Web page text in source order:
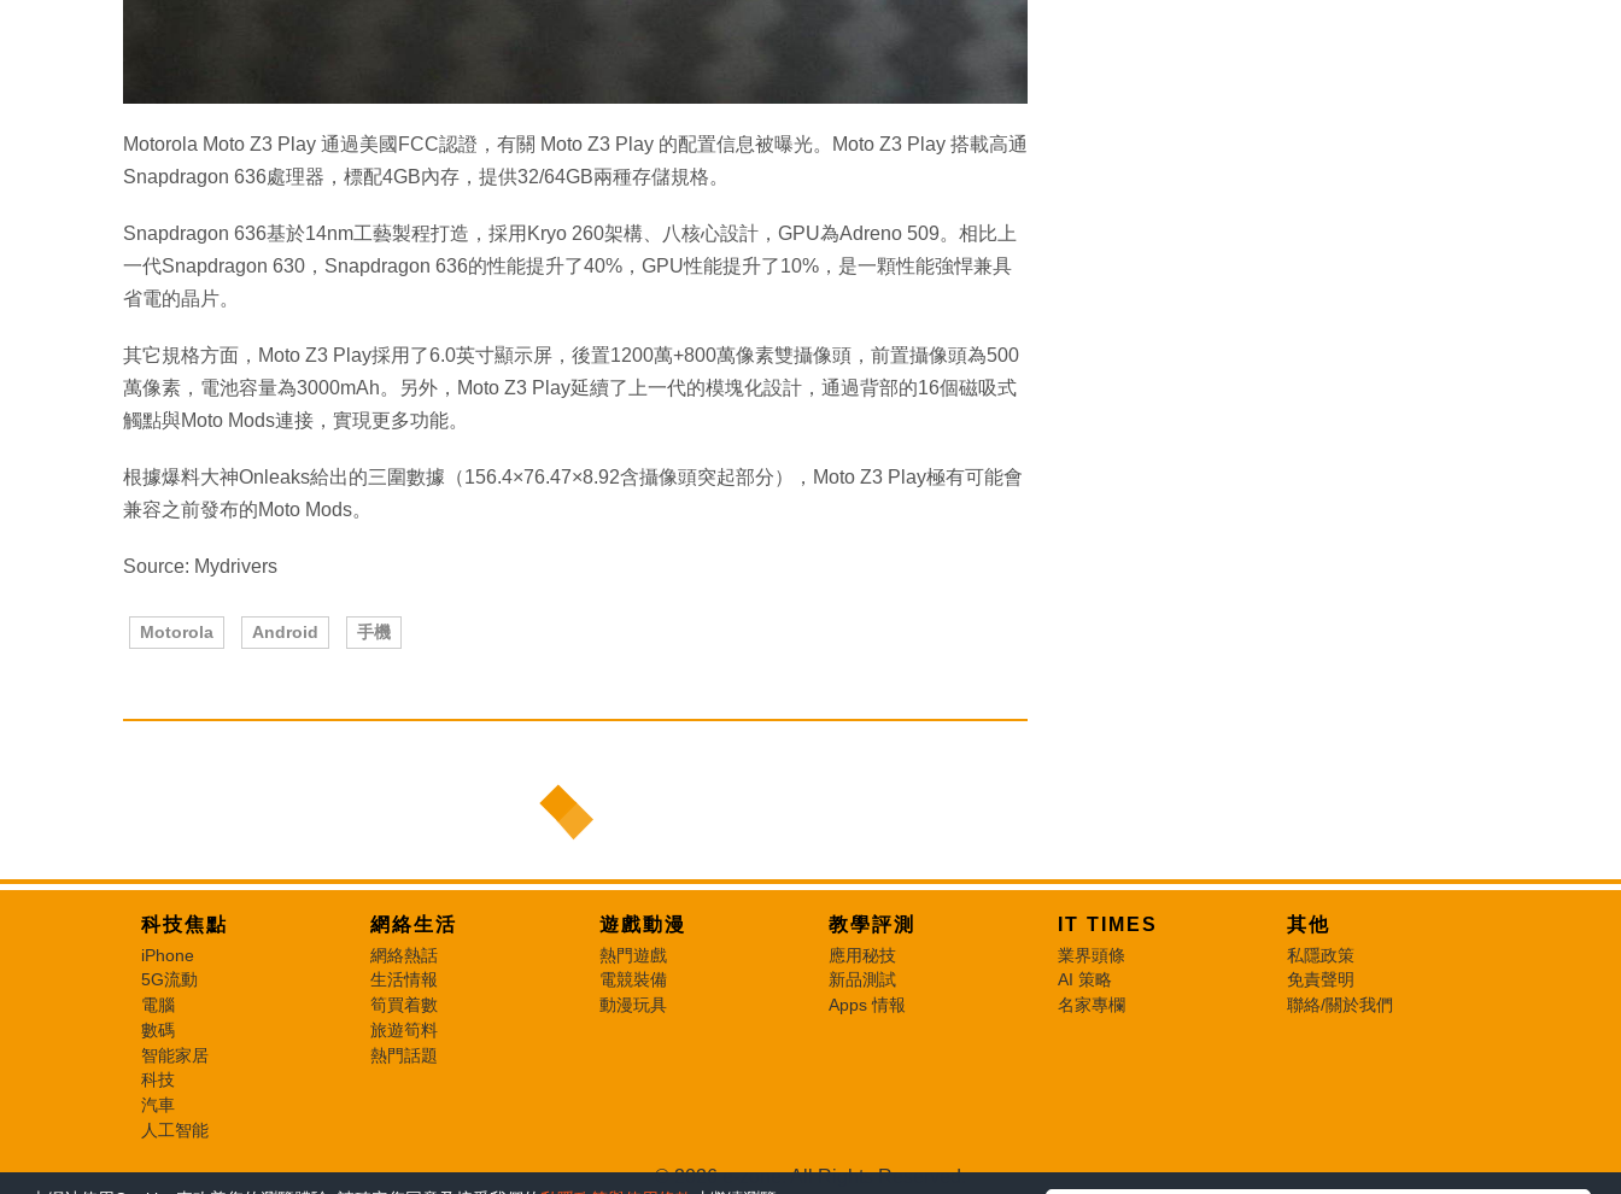
Motorola Moto Z3 Play 通過美國FCC認證，有關 Moto Z3 Play 的配置信息被曝光。Moto Z3 Play 搭載高通
Snapdragon 636處理器，標配4GB內存，提供32/64GB兩種存儲規格。
Snapdragon 636基於14nm工藝製程打造，採用Kryo 260架構、八核心設計，GPU為Adreno 509。相比上
一代Snapdragon 630，Snapdragon 636的性能提升了40%，GPU性能提升了10%，是一顆性能強悍兼具
省電的晶片。
其它規格方面，Moto Z3 Play採用了6.0英寸顯示屏，後置1200萬+800萬像素雙攝像頭，前置攝像頭為500
萬像素，電池容量為3000mAh。另外，Moto Z3 Play延續了上一代的模塊化設計，通過背部的16個磁吸式
觸點與Moto Mods連接，實現更多功能。
根據爆料大神Onleaks給出的三圍數據（156.4×76.47×8.92含攝像頭突起部分），Moto Z3 Play極有可能會
兼容之前發布的Moto Mods。
Source: Mydrivers
Motorola Android 手機
科技焦點
iPhone
5G流動
電腦
數碼
智能家居
科技
汽車
人工智能
網絡生活
網絡熱話
生活情報
筍買着數
旅遊筍料
熱門話題
遊戲動漫
熱門遊戲
電競裝備
動漫玩具
教學評測
應用秘技
新品測試
Apps 情報
IT TIMES
業界頭條
AI 策略
名家專欄
其他
私隱政策
免責聲明
聯絡/關於我們
© 2026 e-zone. All Rights Reserved.